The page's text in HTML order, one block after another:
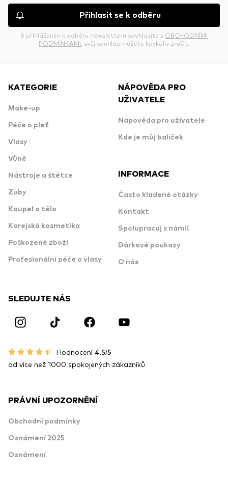
Přihlasit se k odběru
S přihlášením k odběru newsletteru souhlasíte s OBCHODNÍMI
PODMÍNKAMI , svůj souhlas můžete kdykoliv zrušit.
KATEGORIE
Make-up
Péče o pleť
Vlasy
Vůně
Nástroje a štětce
Zuby
Koupel a tělo
Korejská kosmetika
Poškozené zboží
Profesionální péče o vlasy
NÁPOVĚDA PRO
UŽIVATELE
Nápověda pro uživatele
Kde je můj balíček
INFORMACE
Často kladené otázky
Kontakt
Spolupracuj s námi!
Dárkové poukazy
O nás
SLEDUJTE NÁS
Hodnocení 4.5/5
od více než 1000 spokojených zákazníků
PRÁVNÍ UPOZORNĚNÍ
Obchodní podmínky
Oznámení 2025
Oznámení